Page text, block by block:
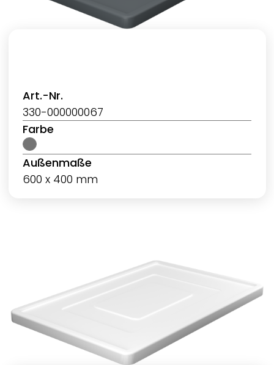
Art.-Nr.
330-000000067
Farbe
Außenmaße
600 x 400 mm